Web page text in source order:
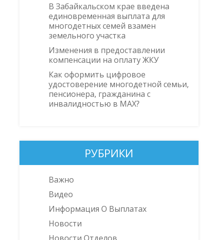
В Забайкальском крае введена
единовременная выплата для
многодетных семей взамен
земельного участка
Изменения в предоставлении
компенсации на оплату ЖКУ
Как оформить цифровое
удостоверение многодетной семьи,
пенсионера, гражданина с
инвалидностью в MAX?
РУБРИКИ
Важно
Видео
Информация О Выплатах
Новости